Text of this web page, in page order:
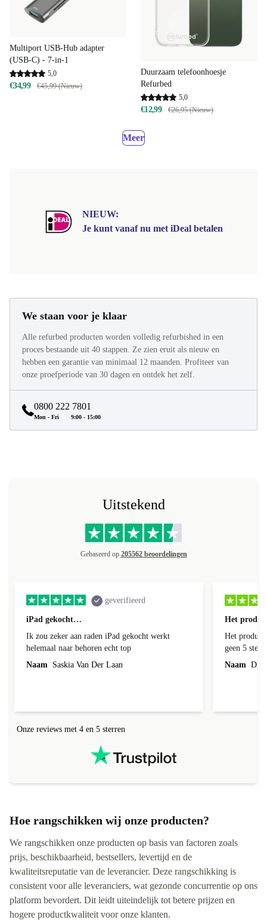
Multiport USB-Hub adapter
(USB-C) - 7-in-1
5,0
€34,99 €45,99 (Nieuw)
Duurzaam telefoonhoesje
Refurbed
5,0
€12,99 €26,95 (Nieuw)
Meer
NIEUW:
Je kunt vanaf nu met iDeal betalen
We staan voor je klaar
Alle refurbed producten worden volledig refurbished in een
proces bestaande uit 40 stappen. Ze zien eruit als nieuw en
hebben een garantie van minimaal 12 maanden. Profiteer van
onze proefperiode van 30 dagen en ontdek het zelf.
0800 222 7801
Mon - Fri 9:00 - 15:00
Uitstekend
Gebaseerd op 205562 beoordelingen
geverifieerd
iPad gekocht…
Ik zou zeker aan raden iPad gekocht werkt
helemaal naar behoren echt top
Naam
Saskia Van Der Laan
Het
Het product
geen 5 sterren geef is de onduidelijke
Naam Dhr.
Onze reviews met 4 en 5 sterren
Hoe rangschikken wij onze producten?
We rangschikken onze producten op basis van factoren zoals
prijs, beschikbaarheid, bestsellers, levertijd en de
kwaliteitsreputatie van de leverancier. Deze rangschikking is
consistent voor alle leveranciers, wat gezonde concurrentie op ons
platform bevordert. Dit leidt uiteindelijk tot betere prijzen en
hogere productkwaliteit voor onze klanten.